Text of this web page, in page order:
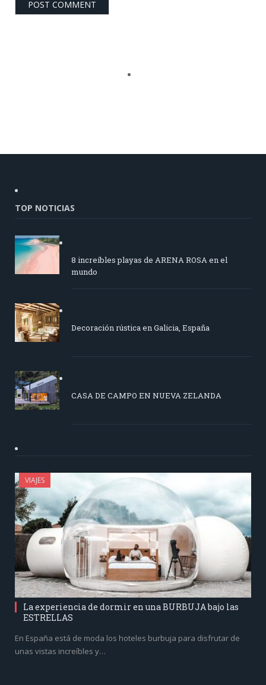
TOP NOTICIAS
8 increíbles playas de ARENA ROSA en el
mundo
Decoración rústica en Galicia, España
CASA DE CAMPO EN NUEVA ZELANDA
VIAJES
La experiencia de dormir en una BURBUJA bajo las
ESTRELLAS
En España está de moda los hoteles burbuja para disfrutar de
unas vistas increíbles y…